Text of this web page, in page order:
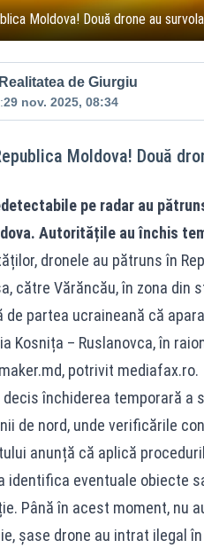
Moldova! Două drone au
Realitatea de Giurgiu
29 nov. 2025, 08:34
Moldova! Două
pe radar au
Autoritățile au închis
dronele au pătruns în
către Vărăncău, în zona din
partea ucraineană că
Kosnița – Ruslanovca, în
potrivit mediafax.ro.
închiderea temporară a
de nord, unde verificările
anunță că aplică
identifica eventuale obiecte
Până în acest moment, nu
șase drone au intrat ilegal